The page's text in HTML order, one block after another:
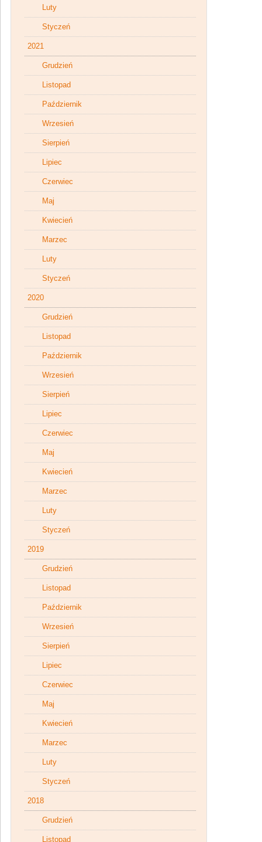
Luty
Styczeń
2021
Grudzień
Listopad
Październik
Wrzesień
Sierpień
Lipiec
Czerwiec
Maj
Kwiecień
Marzec
Luty
Styczeń
2020
Grudzień
Listopad
Październik
Wrzesień
Sierpień
Lipiec
Czerwiec
Maj
Kwiecień
Marzec
Luty
Styczeń
2019
Grudzień
Listopad
Październik
Wrzesień
Sierpień
Lipiec
Czerwiec
Maj
Kwiecień
Marzec
Luty
Styczeń
2018
Grudzień
Listopad